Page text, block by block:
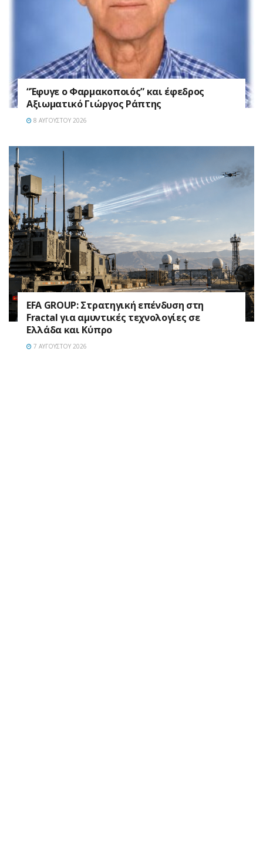
“Έφυγε ο Φαρμακοποιός” και έφεδρος
Αξιωματικό Γιώργος Ράπτης
8 ΑΥΓΟΎΣΤΟΥ 2026
EFA GROUP: Στρατηγική επένδυση στη
Fractal για αμυντικές τεχνολογίες σε
Ελλάδα και Κύπρο
7 ΑΥΓΟΎΣΤΟΥ 2026